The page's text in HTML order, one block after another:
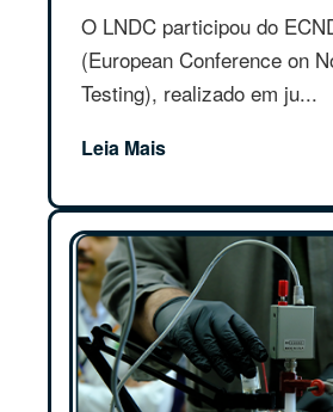
O LNDC participou do
(European Conference on
Testing), realizado em ju...
Leia Mais